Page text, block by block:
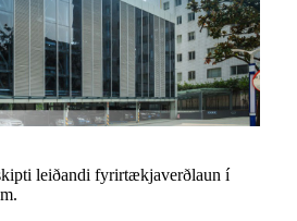
leiðandi fyrirtækjaverðlaun í